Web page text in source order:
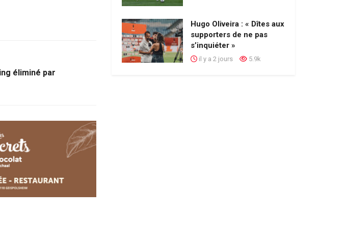
éliminé par
Hugo Oliveira : « Dîtes aux
supporters de ne pas
s’inquiéter »
il y a 2 jours 5.9k